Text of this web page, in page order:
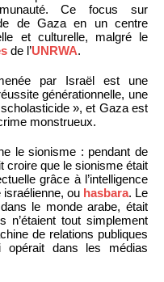
Ce focus sur
de Gaza en un centre
et culturelle, malgré le
de l’UNRWA.
par Israël est une
générationnelle, une
», et Gaza est
monstrueux.
le sionisme : pendant de
croire que le sionisme était
grâce à l’intelligence
ou hasbara. Le
le monde arabe, était
n’étaient tout simplement
de relations publiques
opérait dans les médias